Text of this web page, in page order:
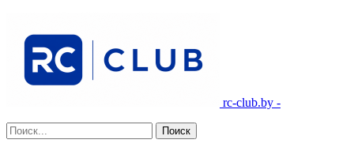
rc-club.by -